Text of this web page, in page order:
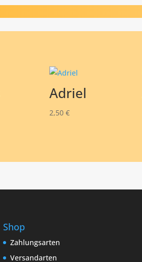
Adriel
2,50€
Shop
Zahlungsarten
Versandarten